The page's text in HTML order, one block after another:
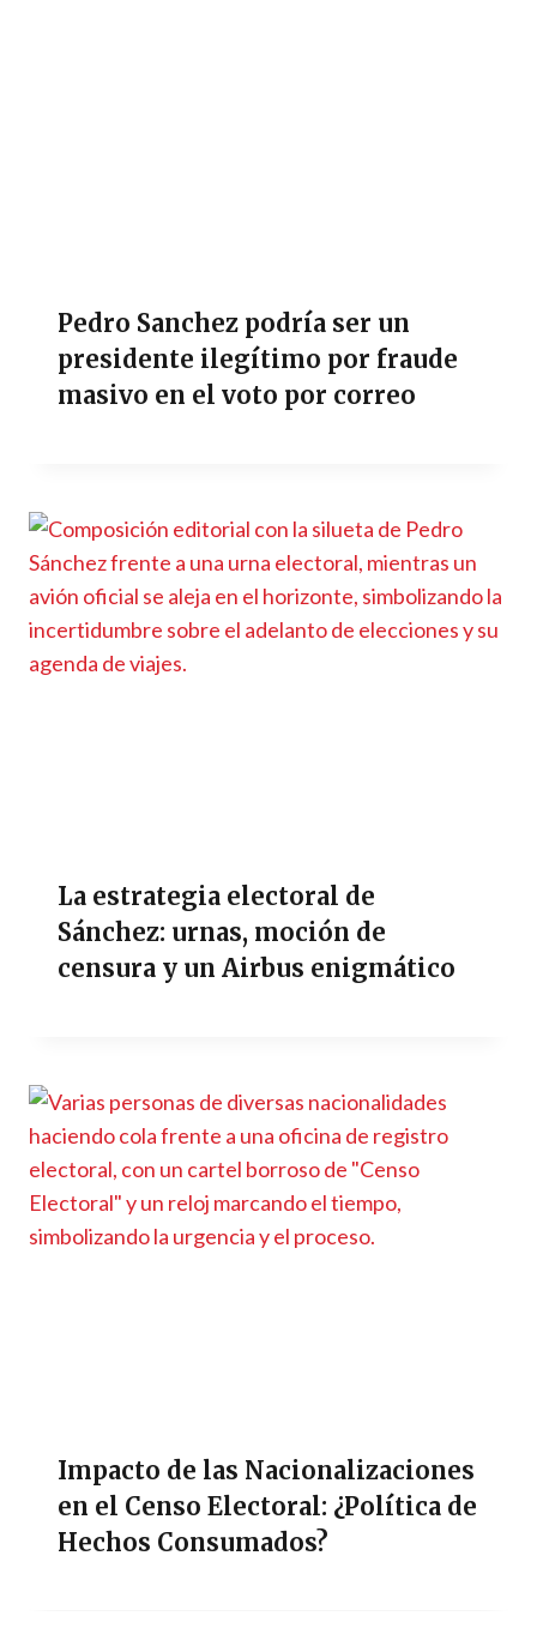
Pedro Sanchez podría ser un
presidente ilegítimo por fraude
masivo en el voto por correo
La estrategia electoral de
Sánchez: urnas, moción de
censura y un Airbus enigmático
Impacto de las Nacionalizaciones
en el Censo Electoral: ¿Política de
Hechos Consumados?